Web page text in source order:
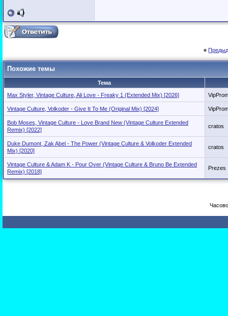
«
Похожие темы
Тема
Max Styler, Vintage Culture, Ali Love - Freaky 1 (Extended Mix) [2026]
Vintage Culture, Volkoder - Give It To Me (Original Mix) [2024]
Bob Moses, Vintage Culture - Love Brand New (Vintage Culture Extended
Remix) [2022]
cratos
Duke Dumont, Zak Abel - The Power (Vintage Culture & Volkoder Extended
Mix) [2020]
cratos
Vintage Culture & Adam K - Pour Over (Vintage Culture & Bruno Be Extended
Remix) [2018]
Prezes